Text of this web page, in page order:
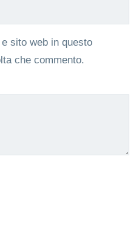
sito web in questo
che commento.